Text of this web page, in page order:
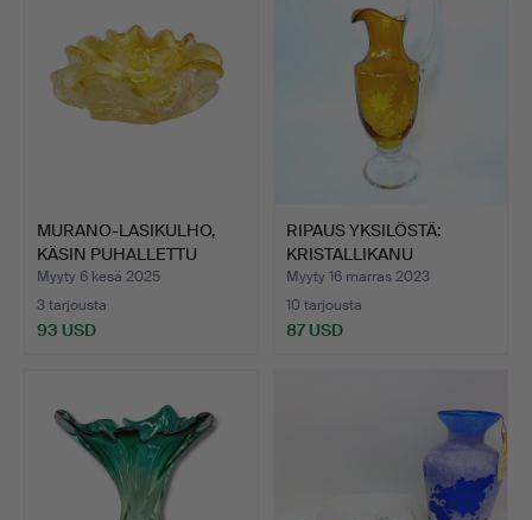
MURANO-LASIKULHO,
KÄSIN PUHALLETTU
KELTAIS…
Myyty 6 kesä 2025
3 tarjousta
93 USD
RIPAUS YKSILÖSTÄ:
KRISTALLIKANU
TYYLIkkääs…
Myyty 16 marras 2023
10 tarjousta
87 USD